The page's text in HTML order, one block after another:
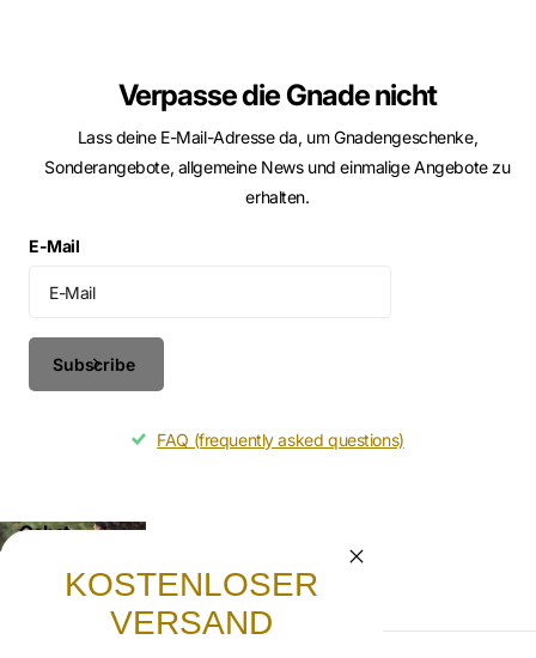
Verpasse die Gnade nicht
Lass deine E-Mail-Adresse da, um Gnadengeschenke,
Sonderangebote, allgemeine News und einmalige Angebote zu
erhalten.
E-Mail
Subscribe
FAQ (frequently asked questions)
Gebet
Lasst uns beten, dass die frohe Botschaft von
Jesus Christus weitergetragen wird.
KOSTENLOSER
VERSAND